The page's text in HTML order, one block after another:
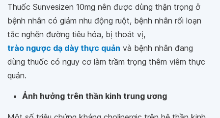
Thuốc Sunvesizen 10mg nên được dùng thận trọng ở
bệnh nhân có giảm nhu động ruột, bệnh nhân rối loạn
tắc nghẽn đường tiêu hóa, bị thoát vị,
trào ngược dạ dày thực quản và bệnh nhân đang
dùng thuốc có nguy cơ làm trầm trọng thêm viêm thực
quản.
Ảnh hưởng trên thần kinh trung ương